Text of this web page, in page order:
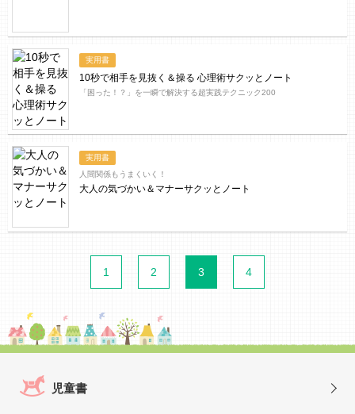
実用書
10秒で相手を見抜く＆操る 心理術サクッとノート
「困った！？」を一瞬で解決する超実践テクニック200
実用書
人間関係もうまくいく！
大人の気づかい＆マナーサクッとノート
1 2 3 4
児童書